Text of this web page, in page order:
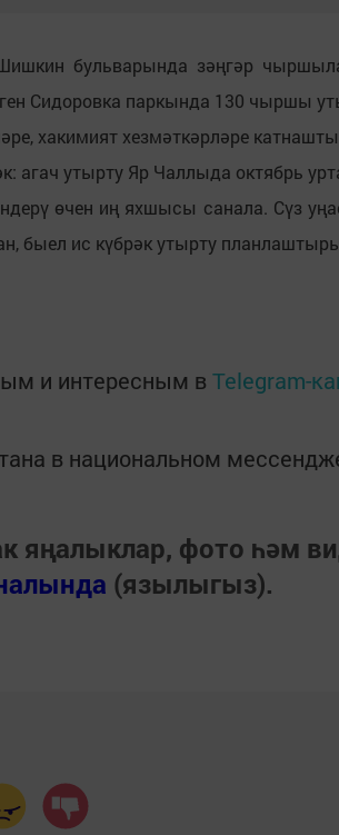
бульварында зәңгәр
Сидоровка паркында 130 чыршы
хакимият хезмәткәрләре
агач утырту Яр Чаллыда октябрь
өчен иң яхшысы санала. Сүз
быел ис күбрәк утырту
и интересным в Telegram-
в национальном
яңалыклар, фото һәм
(язылыгыз).